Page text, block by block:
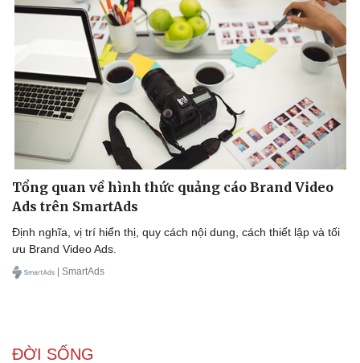
Khởi nghiệp
Thị trường
Giá vàng
Tiêu dùng
Tỷ giá
Chứng khoán
Giá cà phê
Tổng quan về hình thức quảng cáo Brand Video
Ads trên SmartAds
Định nghĩa, vị trí hiển thị, quy cách nội dung, cách thiết lập và tối
ưu Brand Video Ads.
| SmartAds
ĐỜI SỐNG